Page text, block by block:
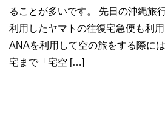
ることが多いです。 先日の沖縄旅
利用したヤマトの往復宅急便も利
ANAを利用して空の旅をする際に
宅まで「宅空 […]